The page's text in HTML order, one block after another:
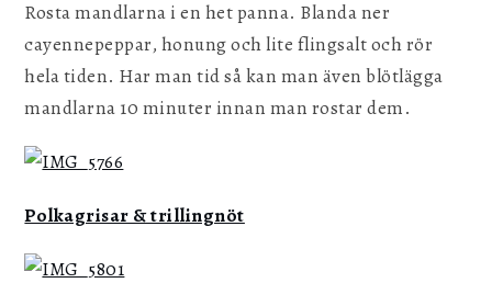
Rosta mandlarna i en het panna. Blanda ner
cayennepeppar, honung och lite flingsalt och rör
hela tiden. Har man tid så kan man även blötlägga
mandlarna 10 minuter innan man rostar dem.
Polkagrisar & trillingnöt